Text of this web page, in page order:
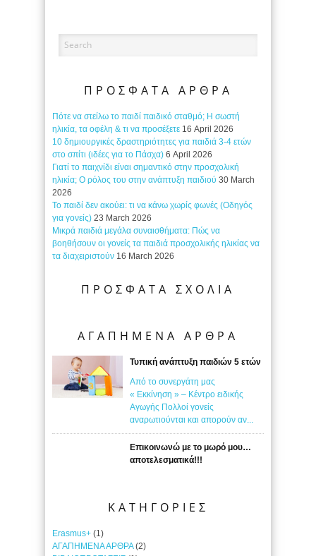
ΠΡΟΣΦΑΤΑ ΑΡΘΡΑ
Πότε να στείλω το παιδί παιδικό σταθμό; Η σωστή
ηλικία, τα οφέλη & τι να προσέξετε 16 April 2026
10 δημιουργικές δραστηριότητες για παιδιά 3-4 ετών
στο σπίτι (ιδέες για το Πάσχα) 6 April 2026
Γιατί το παιχνίδι είναι σημαντικό στην προσχολική
ηλικία; Ο ρόλος του στην ανάπτυξη παιδιού 30 March
2026
Το παιδί δεν ακούει: τι να κάνω χωρίς φωνές (Οδηγός
για γονείς) 23 March 2026
Μικρά παιδιά μεγάλα συναισθήματα: Πώς να
βοηθήσουν οι γονείς τα παιδιά προσχολικής ηλικίας να
τα διαχειριστούν 16 March 2026
ΠΡΟΣΦΑΤΑ ΣΧΟΛΙΑ
ΑΓΑΠΗΜΕΝΑ ΑΡΘΡΑ
Τυπική ανάπτυξη παιδιών 5 ετών
Από το συνεργάτη μας
« Εκκίνηση » – Κέντρο ειδικής
Αγωγής Πολλοί γονείς
αναρωτιούνται και απορούν αν...
Επικοινωνώ με το μωρό μου…
αποτελεσματικά!!!
ΚΑΤΗΓΟΡΙΕΣ
Erasmus+ (1)
ΑΓΑΠΗΜΕΝΑ ΑΡΘΡΑ(2)